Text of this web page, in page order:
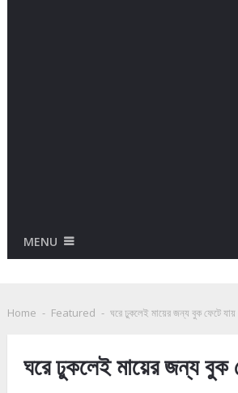
MENU
Home - Featured - ঘরে ঢুকলেই মায়ের জন্য বুক ফেটে যায়
ঘরে ঢুকলেই মায়ের জন্য বুক